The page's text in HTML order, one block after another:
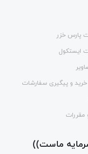
پارس خزر
ایستکول
خرید و پیگیری سفارشات
مقررات
ماست))